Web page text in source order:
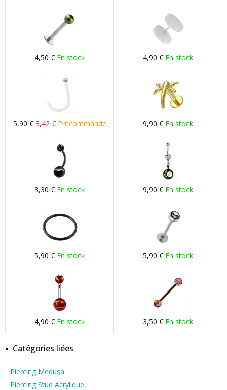
4,50 € En stock 4,90 € En stock
5,90 € 3,42 € Précommande 9,90 € En stock
3,30 € En stock 9,90 € En stock
5,90 € En stock 5,90 € En stock
4,90 € En stock 3,50 € En stock
Catégories liées
Piercing Medusa
Piercing Stud Acrylique